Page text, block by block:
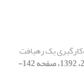
یک رهیافت
[دوره 7، شماره 2، 1392، صفحه 142-